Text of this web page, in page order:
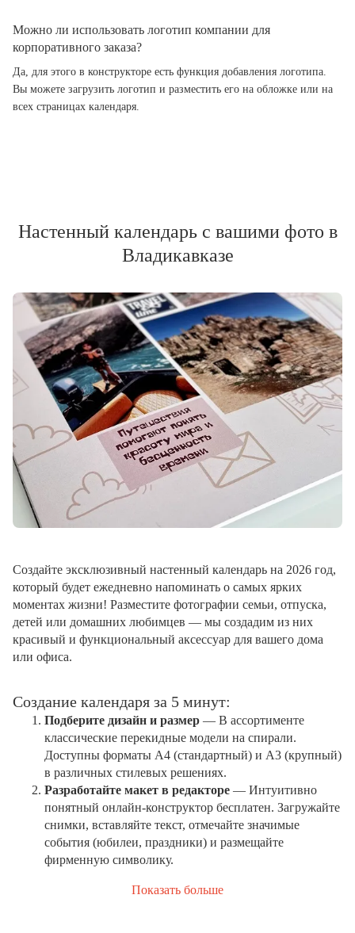
Можно ли использовать логотип компании для
корпоративного заказа?
Да, для этого в конструкторе есть функция добавления логотипа.
Вы можете загрузить логотип и разместить его на обложке или на
всех страницах календаря.
Настенный календарь с вашими фото в
Владикавказе
Создайте эксклюзивный настенный календарь на 2026 год,
который будет ежедневно напоминать о самых ярких
моментах жизни! Разместите фотографии семьи, отпуска,
детей или домашних любимцев — мы создадим из них
красивый и функциональный аксессуар для вашего дома
или офиса.
Создание календаря за 5 минут:
Подберите дизайн и размер — В ассортименте
классические перекидные модели на спирали.
Доступны форматы А4 (стандартный) и А3 (крупный)
в различных стилевых решениях.
Разработайте макет в редакторе — Интуитивно
понятный онлайн-конструктор бесплатен. Загружайте
снимки, вставляйте текст, отмечайте значимые
события (юбилеи, праздники) и размещайте
фирменную символику.
Показать больше